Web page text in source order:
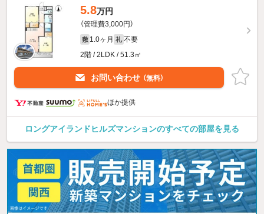
5.8万円
（管理費3,000円）
敷 1.0ヶ月 礼 不要
2階 / 2LDK / 51.3㎡
お問い合わせ （無料）
ほか提供
ロングアイランドヒルズマンションのすべての部屋を見る